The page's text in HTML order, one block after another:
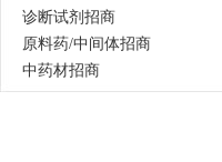
诊断试剂招商
原料药/中间体招商
中药材招商